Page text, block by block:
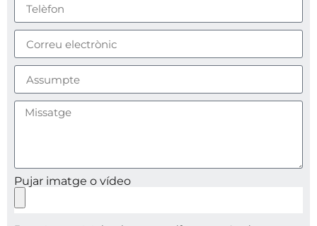
Pujar imatge o vídeo